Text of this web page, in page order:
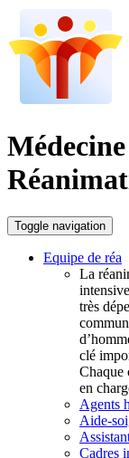
Toggle navigation
Equipe de réa
La
très
clé
Chaque
en
Agents
Aide-
Cadres